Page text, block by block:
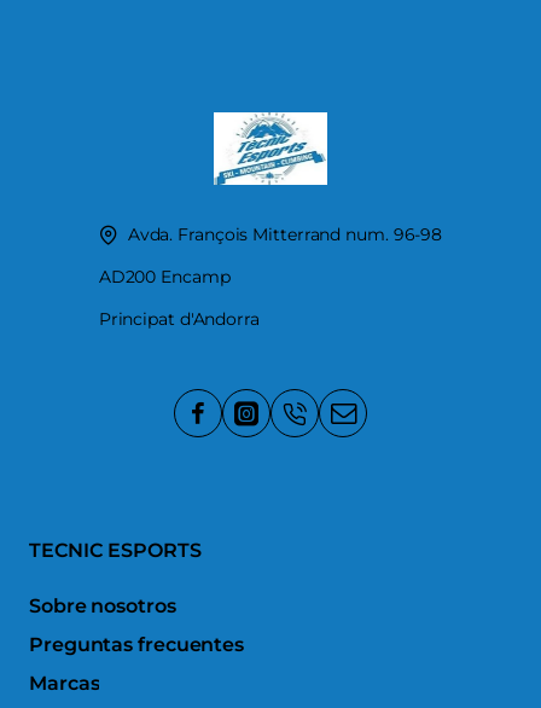
Avda. François Mitterrand num. 96-98
AD200 Encamp
Principat d'Andorra
TECNIC ESPORTS
Sobre nosotros
Preguntas frecuentes
Marcas